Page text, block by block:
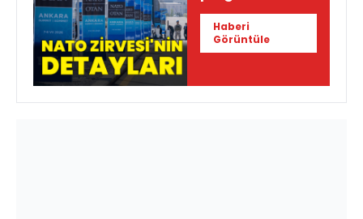
oldu
Haberi
Görüntüle